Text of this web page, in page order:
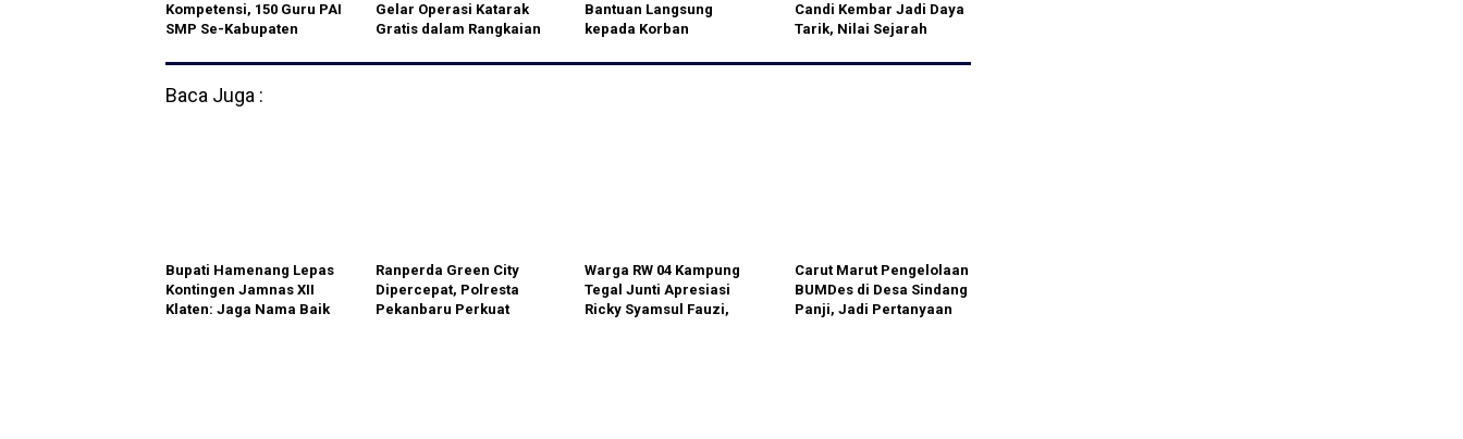
Kompetensi, 150 Guru PAI
SMP Se-Kabupaten
Hari Belajar
Gelar Operasi Katarak
Gratis dalam Rangkaian
Bantuan Langsung
kepada Korban
Candi Kembar Jadi Daya
Tarik, Nilai Sejarah
Kerukunan
Baca Juga :
Bupati Hamenang Lepas
Kontingen Jamnas XII
Klaten: Jaga Nama Baik
Ranperda Green City
Dipercepat, Polresta
Pekanbaru Perkuat
Warga RW 04 Kampung
Tegal Junti Apresiasi
Ricky Syamsul Fauzi,
Carut Marut Pengelolaan
BUMDes di Desa Sindang
Panji, Jadi Pertanyaan